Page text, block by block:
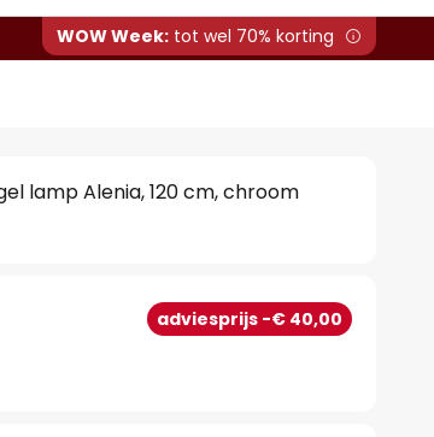
WOW Week: tot wel 70% korting
lamp Alenia, 120 cm, chroom
adviesprijs -€ 40,00